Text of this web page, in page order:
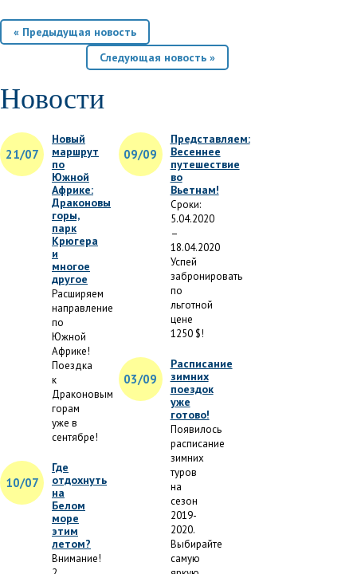
« Предыдущая новость
Следующая новость »
Новости
21/07
Новый
маршрут
по
Южной
Африке:
Драконовы
горы,
парк
Крюгера
и
многое
другое
Расширяем
направление
по
Южной
Африке!
Поездка
к
Драконовым
горам
уже в
сентябре!
10/07
Где
отдохнуть
на
Белом
море
этим
летом?
Внимание!
09/09
Представляем:
Весеннее
путешествие
во
Вьетнам!
Сроки:
5.04.2020
–
18.04.2020
Успей
забронировать
по
льготной
цене
1250 $!
03/09
Расписание
зимних
поездок
уже
готово!
Появилось
расписание
зимних
туров
на
сезон
2019-
2020.
Выбирайте
самую